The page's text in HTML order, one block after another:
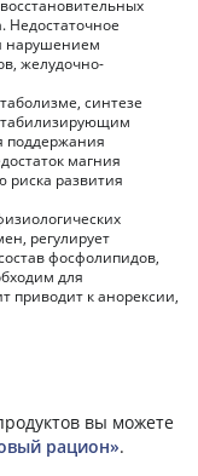
Недостаточное
нарушением
желудочно-
синтезе
поддержания
магния
развития
регулирует
фосфолипидов,
для
приводит к анорексии,
вы можете
рацион».